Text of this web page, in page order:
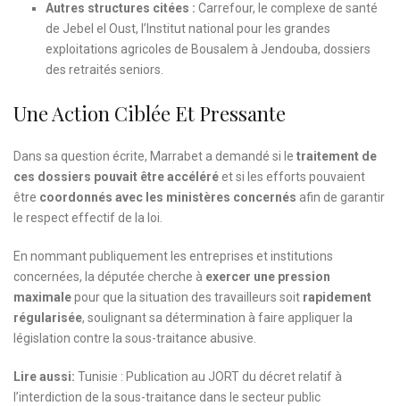
Autres structures citées : Carrefour, le complexe de santé
de Jebel el Oust, l’Institut national pour les grandes
exploitations agricoles de Bousalem à Jendouba, dossiers
des retraités seniors.
Une Action Ciblée Et Pressante
Dans sa question écrite, Marrabet a demandé si le traitement de
ces dossiers pouvait être accéléréet si les efforts pouvaient
être coordonnés avec les ministères concernés afin de garantir
le respect effectif de la loi.
En nommant publiquement les entreprises et institutions
concernées, la députée cherche à exercer une pression
maximalepour que la situation des travailleurs soit rapidement
régularisée, soulignant sa détermination à faire appliquer la
législation contre la sous-traitance abusive.
Lire aussi: Tunisie : Publication au JORT du décret relatif à
l’interdiction de la sous-traitance dans le secteur public